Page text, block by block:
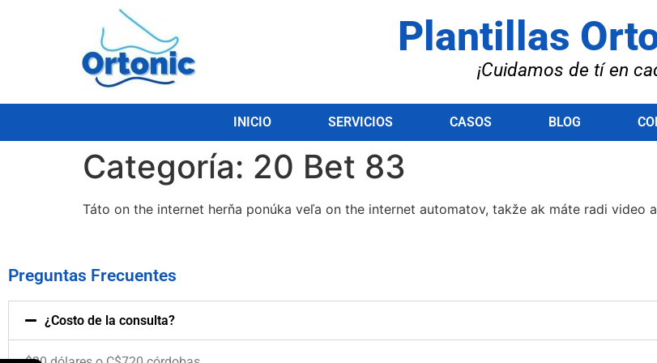
Plantillas
¡Cuidamos de tí en
INICIO SERVICIOS CASOS BLOG
Categoría: 20 Bet 83
Táto on the internet herňa ponúka veľa on the internet automatov, takže ak máte radi video
Preguntas Frecuentes
¿Costo de la consulta?